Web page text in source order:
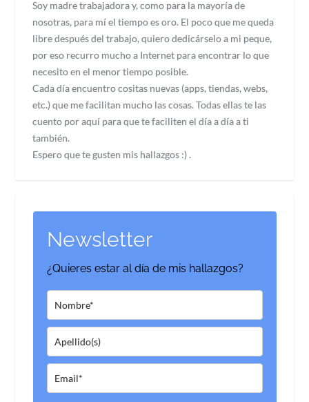
Soy madre trabajadora y, como para la mayoría de
nosotras, para mí el tiempo es oro. El poco que me queda
libre después del trabajo, quiero dedicárselo a mi peque,
por eso recurro mucho a Internet para encontrar lo que
necesito en el menor tiempo posible.
Cada día encuentro cositas nuevas (apps, tiendas, webs,
etc.) que me facilitan mucho las cosas. Todas ellas te las
cuento por aquí para que te faciliten el día a día a ti
también.
Espero que te gusten mis hallazgos :) .
Newsletter
¿Quieres estar al día de mis hallazgos?